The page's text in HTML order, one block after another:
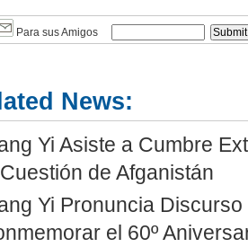
Para sus Amigos
News:
Yi Asiste a Cumbre
de Afganistán
Yi Pronuncia
el 60º